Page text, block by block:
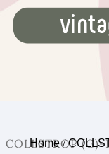
COLLSTROP (G)-
Home/